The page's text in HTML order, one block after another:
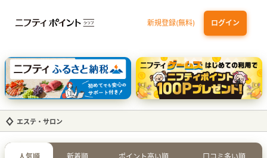
新規登録(無料) ログイン
dカード GOLD 三井住友カード ゴールド（NL）（家族カード発行）
【実質初月無料】DMM | Disney+(ディズニープラス) セットプラン
SBI証券 確定拠出年金（iDeCo）
エステ・サロン